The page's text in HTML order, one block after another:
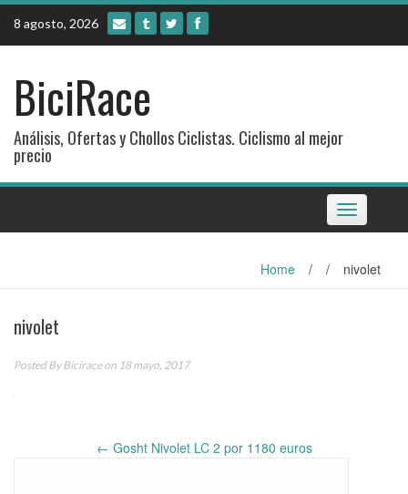
Skip
content
8 agosto, 2026
BiciRace
Análisis, Ofertas y Chollos Ciclistas. Ciclismo al mejor
precio
Toggle
navigation
Home / / nivolet
nivolet
Posted ByBiciraceon 18 mayo, 2017
Post
← Gosht Nivolet LC 2 por 1180 euros